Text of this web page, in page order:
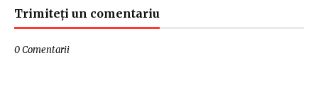
Trimiteți un comentariu
0 Comentarii